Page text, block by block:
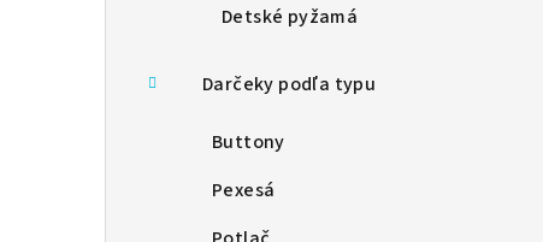
Detské pyžamá
Darčeky podľa typu
Buttony
Pexesá